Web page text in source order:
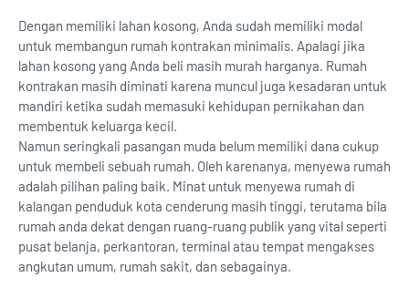
Dengan memiliki lahan kosong, Anda sudah memiliki modal
untuk membangun rumah kontrakan minimalis. Apalagi jika
lahan kosong yang Anda beli masih murah harganya. Rumah
kontrakan masih diminati karena muncul juga kesadaran untuk
mandiri ketika sudah memasuki kehidupan pernikahan dan
membentuk keluarga kecil.
Namun seringkali pasangan muda belum memiliki dana cukup
untuk membeli sebuah rumah. Oleh karenanya, menyewa rumah
adalah pilihan paling baik. Minat untuk menyewa rumah di
kalangan penduduk kota cenderung masih tinggi, terutama bila
rumah anda dekat dengan ruang-ruang publik yang vital seperti
pusat belanja, perkantoran, terminal atau tempat mengakses
angkutan umum, rumah sakit, dan sebagainya.